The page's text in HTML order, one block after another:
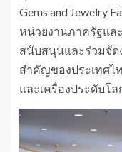
Gems and Jewelry
หน่วยงานภาครัฐแล
สนับสนุนและร่วมจัด
สำคัญของประเทศ
และเครื่องประดับโล